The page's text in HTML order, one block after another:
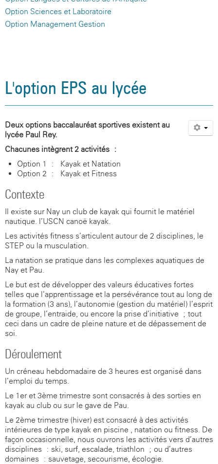
Option Sciences et Laboratoire
Option Management Gestion
L'option EPS au lycée
Deux options baccalauréat sportives existent au
lycée Paul Rey.
Chacunes intègrent 2 activités :
Option 1 : Kayak et Natation
Option 2 : Kayak et Fitness
Contexte
Il existe sur Nay un club de kayak qui fournit le matériel
nautique. l’USCN canoë-kayak.
Les activités fitness s’articulent autour de 2 disciplines, le
STEP ou la musculation.
La natation se pratique dans les complexes aquatiques de
Nay et Pau.
Le but est de développer des valeurs éducatives fortes
telles que l’apprentissage et la persévérance tout au long de
la formation (3 ans), l’autonomie (gestion du matériel) l’esprit
de groupe, l’entraide, ou encore la prise d’initiative ; tout
ceci dans un cadre de pleine nature et de dépassement de
soi.
Déroulement
Un créneau hebdomadaire de 3 heures est organisé dans
l’emploi du temps.
Le 1er et 3ème trimestre sont consacrés à des sorties en
kayak au club ou sur le gave de Pau.
Le 2ème trimestre (hiver) est consacré à des activités
intérieures de type kayak en piscine , natation ou fitness. De
façon occasionnelle, nous ouvrons les activités vers d’autres
disciplines : ski, surf, escalade, triathlon ; ou d’autres
domaines : sauvetage, secourisme, écologie.